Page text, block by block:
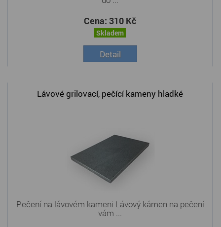
Cena: 310 Kč
Skladem
Detail
Lávové grilovací, pečící kameny hladké
Pečení na lávovém kameni Lávový kámen na pečení
vám ...